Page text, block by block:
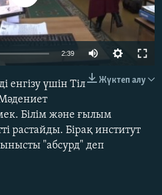
2:39
Жүктеп алу
енгізу үшін Тіл
Білім және ғылым
растайды. Бірақ институт
"абсурд" деп